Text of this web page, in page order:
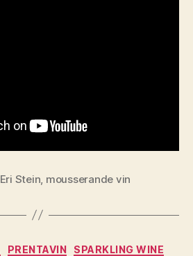
Eri Stein mousserande vin
Kategorier
PRENTAVIN
SPARKLING WINE